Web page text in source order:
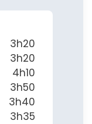
3h20
3h20
4h10
3h50
3h40
3h35